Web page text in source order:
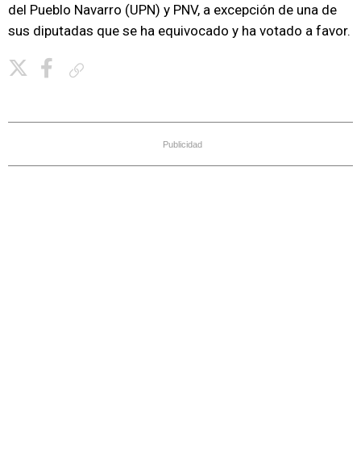
del Pueblo Navarro (UPN) y PNV, a excepción de una de
sus diputadas que se ha equivocado y ha votado a favor.
Publicidad